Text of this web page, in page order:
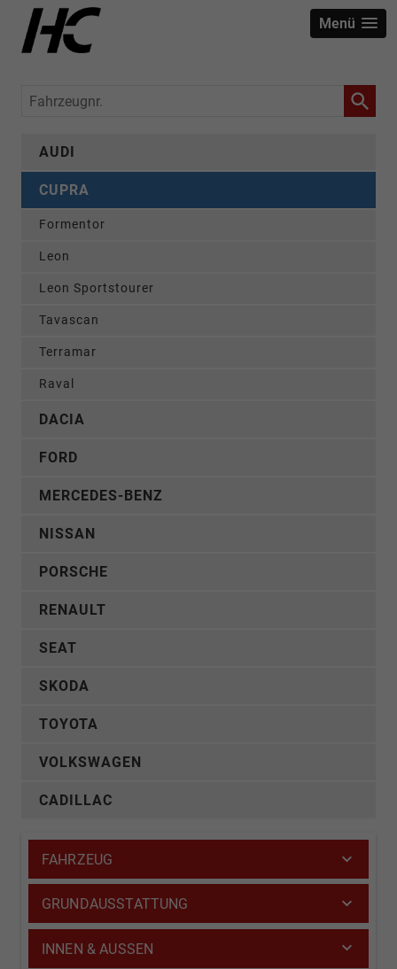
Menü
Fahrzeugnr.
AUDI
CUPRA
Formentor
Leon
Leon Sportstourer
Tavascan
Terramar
Raval
DACIA
FORD
MERCEDES-BENZ
NISSAN
PORSCHE
RENAULT
SEAT
SKODA
TOYOTA
VOLKSWAGEN
CADILLAC
FAHRZEUG
GRUNDAUSSTATTUNG
INNEN & AUSSEN